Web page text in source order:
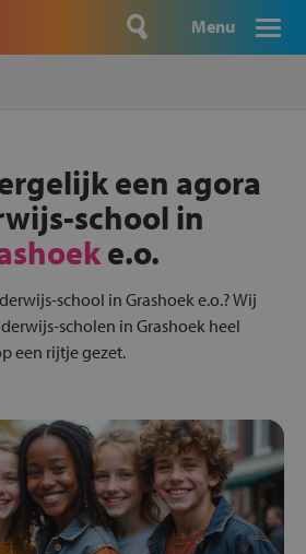
Menu
een agora
school in
e.o.
school in Grashoek e.o.? Wij
scholen in Grashoek heel
een rijtje gezet.